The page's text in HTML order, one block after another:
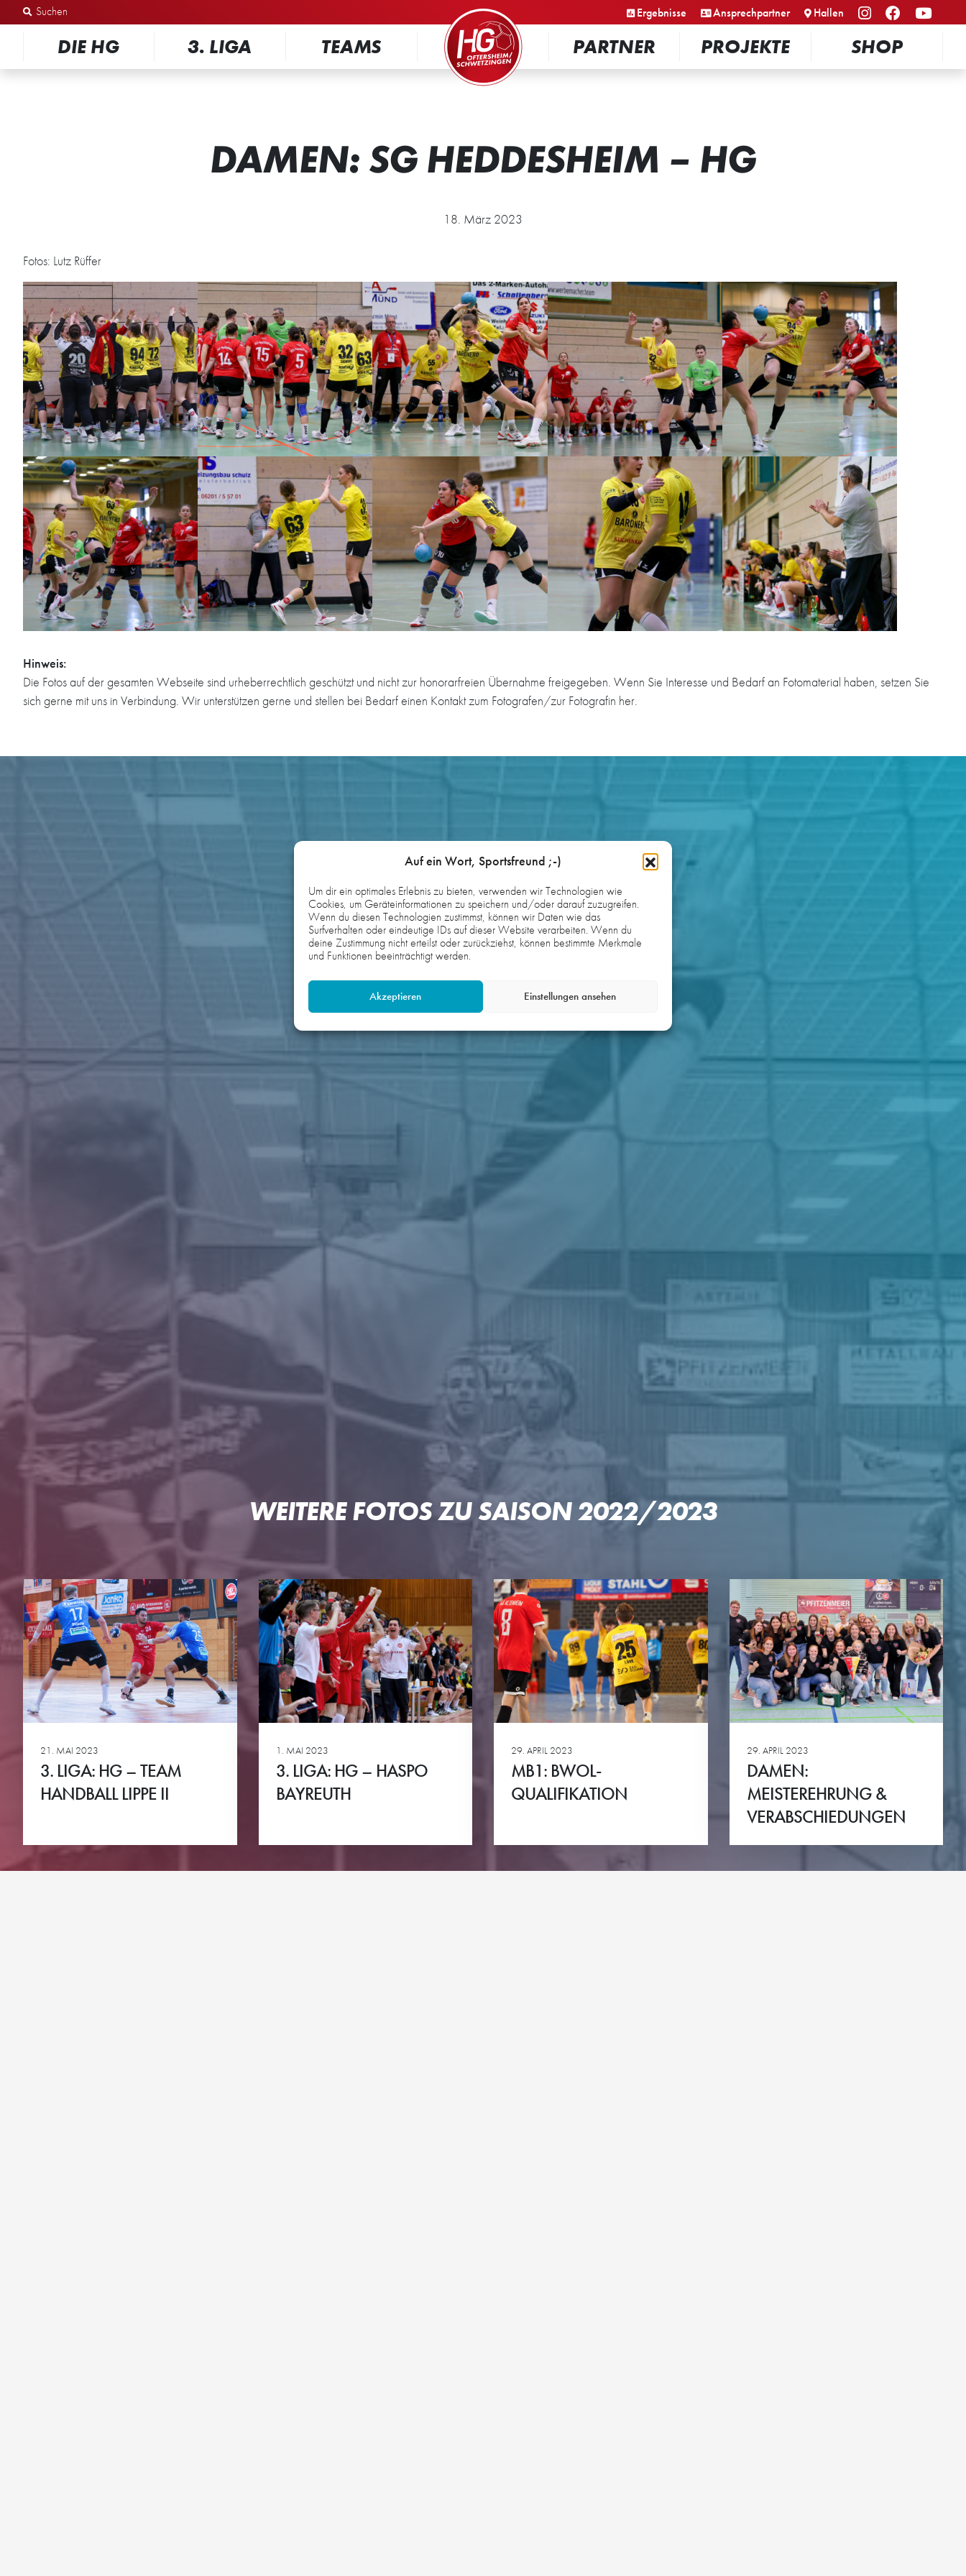
Auf ein Wort, Sportsfreund ;-)
Um dir ein optimales Erlebnis zu bieten, verwenden wir Technologien wie
Cookies, um Geräteinformationen zu speichern und/oder darauf zuzugreifen.
Wenn du diesen Technologien zustimmst, können wir Daten wie das
Surfverhalten oder eindeutige IDs auf dieser Website verarbeiten. Wenn du
deine Zustimmung nicht erteilst oder zurückziehst, können bestimmte Merkmale
und Funktionen beeinträchtigt werden.
Akzeptieren Einstellungen ansehen
Zum Inhalt springen Ergebnisse Ansprechpartner Hallen
DIE HG 3. LIGA TEAMS
PARTNER
PROJEKTE SHOP
DAMEN: SG HEDDESHEIM – HG
18. März 2023
Fotos: Lutz Rüffer
Hinweis:
Die Fotos auf der gesamten Webseite sind urheberrechtlich geschützt und nicht zur honorarfreien Übernahme freigegeben. Wenn Sie Interesse und Bedarf an Fotomaterial haben, setzen Sie
sich gerne mit uns in Verbindung. Wir unterstützen gerne und stellen bei Bedarf einen Kontakt zum Fotografen/zur Fotografin her.
WEITERE FOTOS ZU SAISON 2022/2023
21. MAI 2023
3. LIGA: HG – TEAM
HANDBALL LIPPE II
1. MAI 2023
3. LIGA: HG – HASPO
BAYREUTH
29. APRIL 2023
MB1: BWOL-
QUALIFIKATION
29. APRIL 2023
DAMEN:
MEISTEREHRUNG &
VERABSCHIEDUNGEN
HG OFTERSHEIM/SCHWETZINGEN
DIE HG
Geschäftsstelle
Ansprechpartner
Downloads
TEAMS
3. Liga Herren
Perspektivteam Herren
Bundesliga A-Jugend
HG-Torhüter-Akademie
PARTNER
Unser Konzept
Premium-Partner
Team-Partner
PROJEKTE
Pep & Pop Reloaded
Patrick-Lengler-Cup